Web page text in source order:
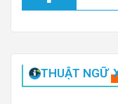
THUẬT NGỮ